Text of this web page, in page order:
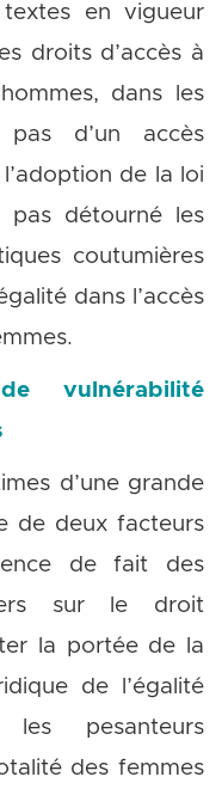
en vigueur
droits d’accès à
dans les
d’un accès
de la loi
pas détourné les
coutumières
dans l’accès
vulnérabilité
d’une grande
de deux facteurs
de fait des
sur le droit
la portée de la
de l’égalité
pesanteurs
des femmes